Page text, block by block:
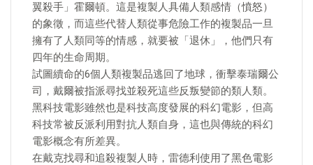
翼殺手」霍爾頓。這是複製人具備人類感情（憤怒）
的象徵，而這些代替人類從事危險工作的複製品一旦
擁有了人類同等的情感，就要被「退休」，他們只有
四年的生命周期。
試圖續命的6個人類複製品逃回了地球，衝擊泰瑞爾公
司，戴爾被指派尋找並殺死這些反叛變節的類人類。
黑科技電影雖然也是科技高度發展的科幻電影，但高
科技常被反派利用對抗人類自身，這也與傳統的科幻
電影概念有所差異。
在戴克找尋和追殺複製人時，雷德利使用了黑色電影